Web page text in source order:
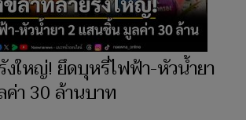
งใหญ่! ยึดบุหรี่ไฟฟ้า-หัวน้ำยา
า 30 ล้านบาท